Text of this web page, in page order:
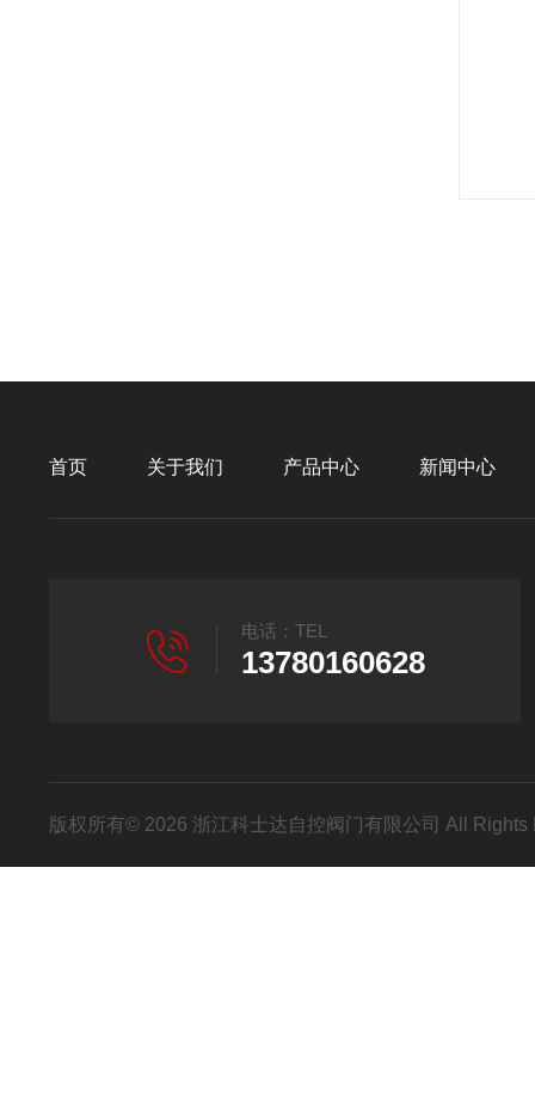
首页 关于我们 产品中心 新闻中心
电话：TEL
13780160628
版权所有© 2026 浙江科士达自控阀门有限公司 All